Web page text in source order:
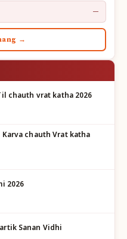
—
→
Til chauth vrat katha 2026
Karva chauth Vrat katha
2026
Kartik Sanan Vidhi